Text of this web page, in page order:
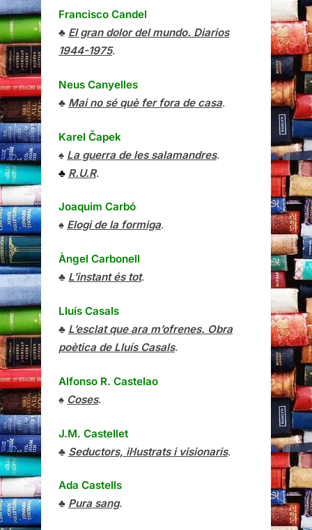
Francisco Candel
♣ El gran dolor del mundo. Diarios
1944-1975.
Neus Canyelles
♣ Mai no sé què fer fora de casa.
Karel Čapek
♠ La guerra de les salamandres.
♣ R.U.R.
Joaquim Carbó
♠ Elogi de la formiga.
Àngel Carbonell
♣ L’instant és tot.
Lluís Casals
♣ L’esclat que ara m’ofrenes. Obra
poètica de Lluís Casals.
Alfonso R. Castelao
♠ Coses.
J.M. Castellet
♣ Seductors, il·lustrats i visionaris.
Ada Castells
♣ Pura sang.